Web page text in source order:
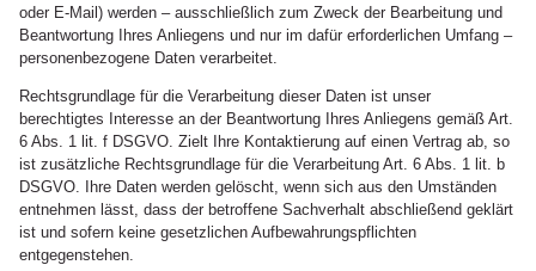
oder E-Mail) werden – ausschließlich zum Zweck der Bearbeitung und
Beantwortung Ihres Anliegens und nur im dafür erforderlichen Umfang –
personenbezogene Daten verarbeitet.
Rechtsgrundlage für die Verarbeitung dieser Daten ist unser
berechtigtes Interesse an der Beantwortung Ihres Anliegens gemäß Art.
6 Abs. 1 lit. f DSGVO. Zielt Ihre Kontaktierung auf einen Vertrag ab, so
ist zusätzliche Rechtsgrundlage für die Verarbeitung Art. 6 Abs. 1 lit. b
DSGVO. Ihre Daten werden gelöscht, wenn sich aus den Umständen
entnehmen lässt, dass der betroffene Sachverhalt abschließend geklärt
ist und sofern keine gesetzlichen Aufbewahrungspflichten
entgegenstehen.